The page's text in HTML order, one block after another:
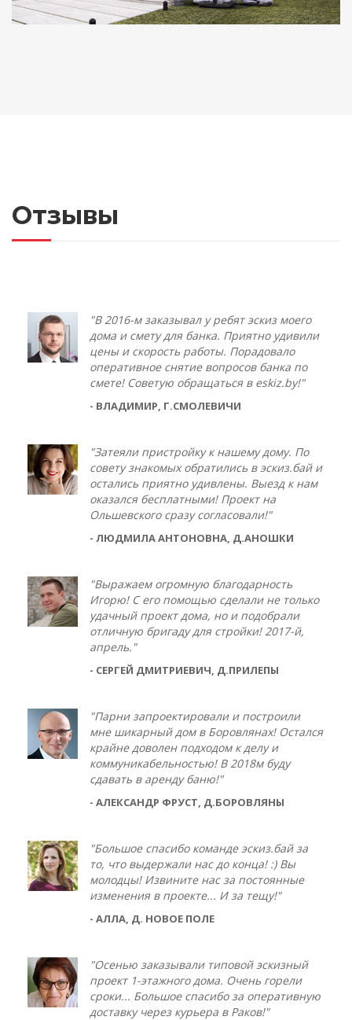
Отзывы
"В 2016-м заказывал у ребят эскиз моего
дома и смету для банка. Приятно удивили
цены и скорость работы. Порадовало
оперативное снятие вопросов банка по
смете! Советую обращаться в eskiz.by!"
- ВЛАДИМИР, Г.СМОЛЕВИЧИ
"Затеяли пристройку к нашему дому. По
совету знакомых обратились в эскиз.бай и
остались приятно удивлены. Выезд к нам
оказался бесплатными! Проект на
Ольшевского сразу согласовали!"
- ЛЮДМИЛА АНТОНОВНА, Д.АНОШКИ
"Выражаем огромную благодарность
Игорю! С его помощью сделали не только
удачный проект дома, но и подобрали
отличную бригаду для стройки! 2017-й,
апрель."
- СЕРГЕЙ ДМИТРИЕВИЧ, Д.ПРИЛЕПЫ
"Парни запроектировали и построили
мне шикарный дом в Боровлянах! Остался
крайне доволен подходом к делу и
коммуникабельностью! В 2018м буду
сдавать в аренду баню!"
- АЛЕКСАНДР ФРУСТ, Д.БОРОВЛЯНЫ
"Большое спасибо команде эскиз.бай за
то, что выдержали нас до конца! :) Вы
молодцы! Извините нас за постоянные
изменения в проекте... И за тещу!"
- АЛЛА, Д. НОВОЕ ПОЛЕ
"Осенью заказывали типовой эскизный
проект 1-этажного дома. Очень горели
сроки... Большое спасибо за оперативную
доставку через курьера в Раков!"